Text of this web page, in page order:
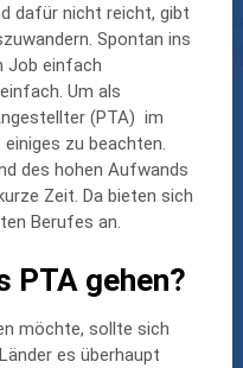
dafür nicht reicht, gibt
Spontan ins
Job einfach
Um als
(PTA) im
zu beachten.
des hohen Aufwands
Zeit. Da bieten sich
Berufes an.
PTA gehen?
möchte, sollte sich
es überhaupt